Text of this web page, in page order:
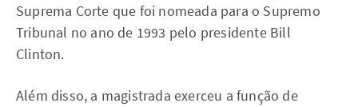
Suprema Corte que foi nomeada para o Supremo
Tribunal no ano de 1993 pelo presidente Bill
Clinton.
Além disso, a magistrada exerceu a função de